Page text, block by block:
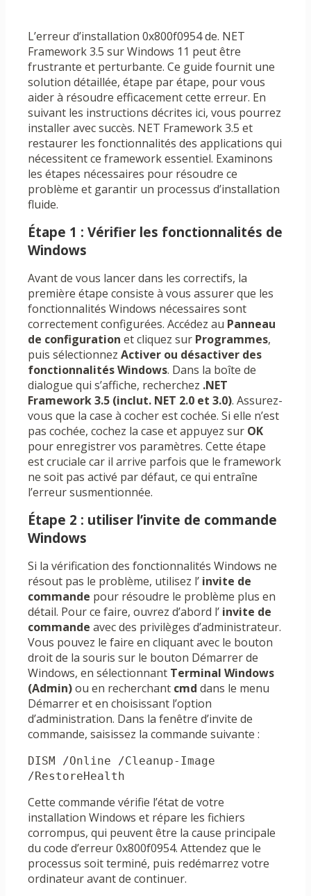
L’erreur d’installation 0x800f0954 de. NET
Framework 3.5 sur Windows 11 peut être
frustrante et perturbante. Ce guide fournit une
solution détaillée, étape par étape, pour vous
aider à résoudre efficacement cette erreur. En
suivant les instructions décrites ici, vous pourrez
installer avec succès. NET Framework 3.5 et
restaurer les fonctionnalités des applications qui
nécessitent ce framework essentiel. Examinons
les étapes nécessaires pour résoudre ce
problème et garantir un processus d’installation
fluide.
Étape 1 : Vérifier les fonctionnalités de
Windows
Avant de vous lancer dans les correctifs, la
première étape consiste à vous assurer que les
fonctionnalités Windows nécessaires sont
correctement configurées. Accédez au Panneau
de configuration et cliquez sur Programmes,
puis sélectionnez Activer ou désactiver des
fonctionnalités Windows. Dans la boîte de
dialogue qui s’affiche, recherchez .NET
Framework 3.5 (inclut. NET 2.0 et 3.0). Assurez-
vous que la case à cocher est cochée. Si elle n’est
pas cochée, cochez la case et appuyez sur OK
pour enregistrer vos paramètres. Cette étape
est cruciale car il arrive parfois que le framework
ne soit pas activé par défaut, ce qui entraîne
l’erreur susmentionnée.
Étape 2 : utiliser l’invite de commande
Windows
Si la vérification des fonctionnalités Windows ne
résout pas le problème, utilisez l’ invite de
commande pour résoudre le problème plus en
détail. Pour ce faire, ouvrez d’abord l’ invite de
commande avec des privilèges d’administrateur.
Vous pouvez le faire en cliquant avec le bouton
droit de la souris sur le bouton Démarrer de
Windows, en sélectionnant Terminal Windows
(Admin)ou en recherchant cmd dans le menu
Démarrer et en choisissant l’option
d’administration. Dans la fenêtre d’invite de
commande, saisissez la commande suivante :
DISM /Online /Cleanup-Image
/RestoreHealth
Cette commande vérifie l’état de votre
installation Windows et répare les fichiers
corrompus, qui peuvent être la cause principale
du code d’erreur 0x800f0954. Attendez que le
processus soit terminé, puis redémarrez votre
ordinateur avant de continuer.